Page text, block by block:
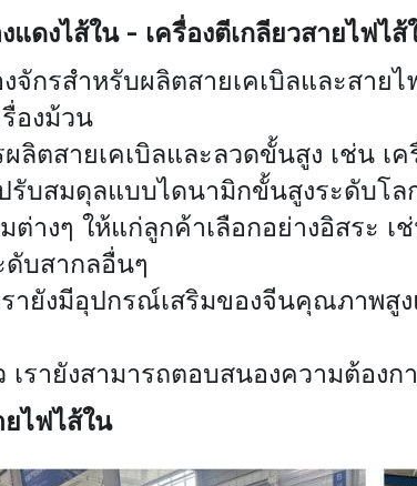
แดงไส้ใน - เครื่องตีเกลียวสายไฟไส้
งจักรสำหรับผลิตสายเคเบิลและสาย
องม้วน
ลิตสายเคเบิลและลวดขั้นสูง เช่น เ
รับสมดุลแบบไดนามิกขั้นสูงระดับโล
ต่างๆ ให้แก่ลูกค้าเลือกอย่างอิสระ
บสากลอื่นๆ
รายังมีอุปกรณ์เสริมของจีนคุณภาพสู
เรายังสามารถตอบสนองความต้อง
ยไฟไส้ใน